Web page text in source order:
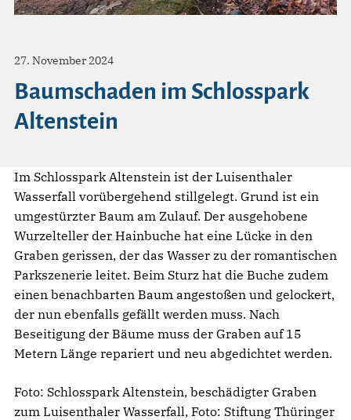
27. November 2024
Baumschaden im Schlosspark
Altenstein
Im Schlosspark Altenstein ist der Luisenthaler
Wasserfall vorübergehend stillgelegt. Grund ist ein
umgestürzter Baum am Zulauf. Der ausgehobene
Wurzelteller der Hainbuche hat eine Lücke in den
Graben gerissen, der das Wasser zu der romantischen
Parkszenerie leitet. Beim Sturz hat die Buche zudem
einen benachbarten Baum angestoßen und gelockert,
der nun ebenfalls gefällt werden muss. Nach
Beseitigung der Bäume muss der Graben auf 15
Metern Länge repariert und neu abgedichtet werden.
Foto: Schlosspark Altenstein, beschädigter Graben
zum Luisenthaler Wasserfall, Foto: Stiftung Thüringer